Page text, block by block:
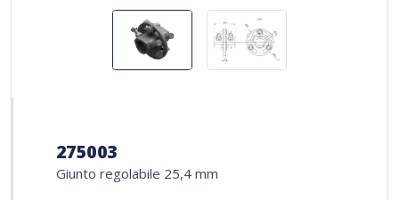
275003
Giunto regolabile 25,4 mm